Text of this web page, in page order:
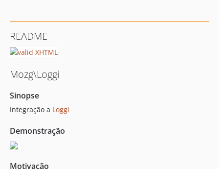
README
Mozg\Loggi
Sinopse
Integração a Loggi
Demonstração
Motivação